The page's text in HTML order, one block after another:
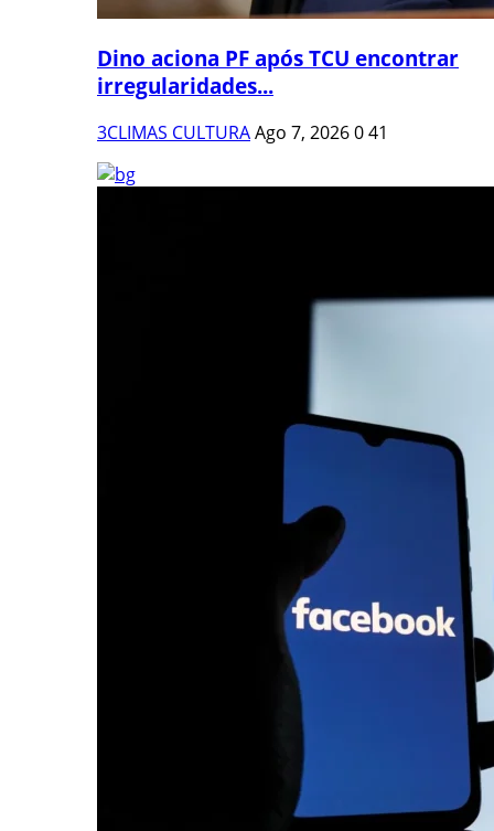
Dino aciona PF após TCU encontrar
irregularidades...
3CLIMAS CULTURAAgo 7, 2026041